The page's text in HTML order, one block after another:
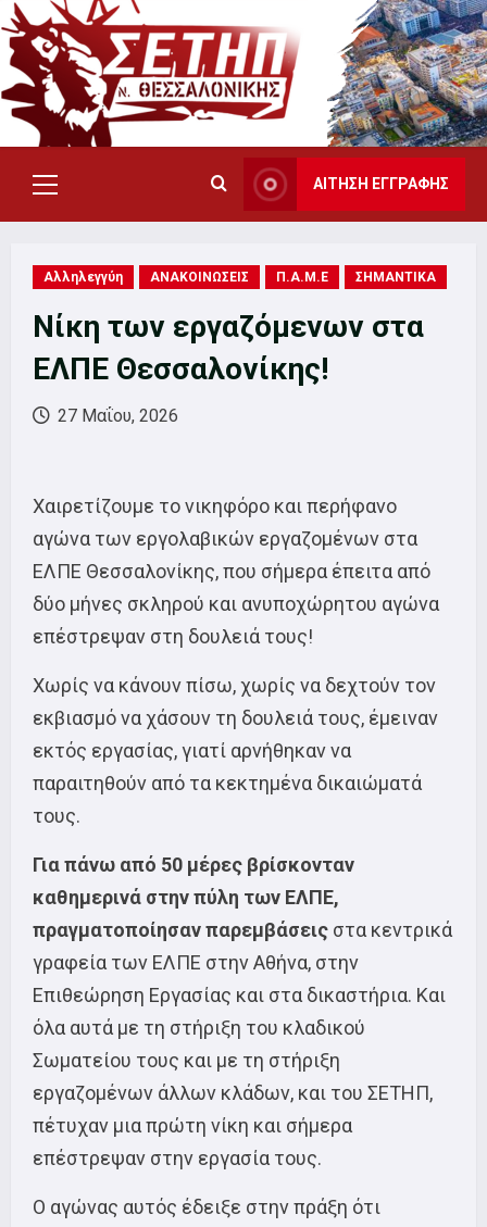
Skip
to
content
Primary
Menu
ΑΙΤΗΣΗ ΕΓΓΡΑΦΗΣ
Αλληλεγγύη ΑΝΑΚΟΙΝΩΣΕΙΣ Π.Α.Μ.Ε ΣΗΜΑΝΤΙΚΑ
Νίκη των εργαζόμενων στα
ΕΛΠΕ Θεσσαλονίκης!
27 Μαΐου, 2026
Χαιρετίζουμε το νικηφόρο και περήφανο
αγώνα των εργολαβικών εργαζομένων στα
ΕΛΠΕ Θεσσαλονίκης, που σήμερα έπειτα από
δύο μήνες σκληρού και ανυποχώρητου αγώνα
επέστρεψαν στη δουλειά τους!
Χωρίς να κάνουν πίσω, χωρίς να δεχτούν τον
εκβιασμό να χάσουν τη δουλειά τους, έμειναν
εκτός εργασίας, γιατί αρνήθηκαν να
παραιτηθούν από τα κεκτημένα δικαιώματά
τους.
Για πάνω από 50 μέρες βρίσκονταν
καθημερινά στην πύλη των ΕΛΠΕ,
πραγματοποίησαν παρεμβάσεις στα κεντρικά
γραφεία των ΕΛΠΕ στην Αθήνα, στην
Επιθεώρηση Εργασίας και στα δικαστήρια. Και
όλα αυτά με τη στήριξη του κλαδικού
Σωματείου τους και με τη στήριξη
εργαζομένων άλλων κλάδων, και του ΣΕΤΗΠ,
πέτυχαν μια πρώτη νίκη και σήμερα
επέστρεψαν στην εργασία τους.
Ο αγώνας αυτός έδειξε στην πράξη ότι